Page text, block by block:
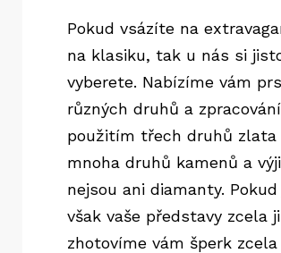
Pokud vsázíte na
na klasiku, tak u nás si
vyberete. Nabízíme vám
různých druhů a
použitím třech druhů zlata
mnoha druhů kamenů a
nejsou ani diamanty.
však vaše představy zcela
zhotovíme vám šperk